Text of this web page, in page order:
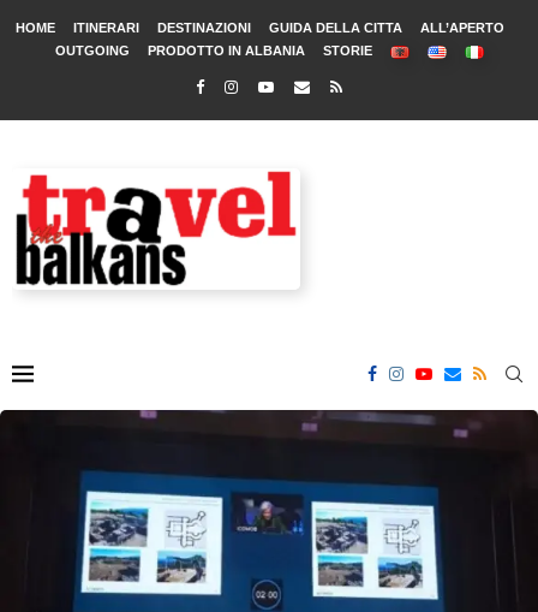
HOME ITINERARI DESTINAZIONI GUIDA DELLA CITTA
ALL’APERTO
OUTGOING
PRODOTTO IN ALBANIA STORIE